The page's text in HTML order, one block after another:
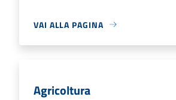
VAI ALLA PAGINA
Agricoltura